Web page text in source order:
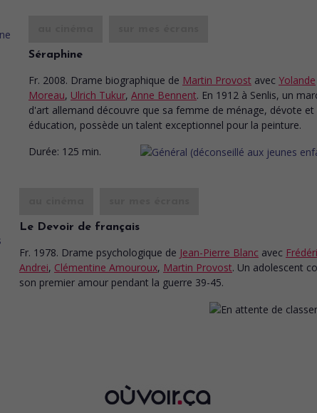
Séraphine
Fr. 2008. Drame biographique de Martin Provost avec Yolande
Moreau, Ulrich Tukur, Anne Bennent. En 1912 à Senlis, un
d'art allemand découvre que sa femme de ménage, dévote et
éducation, possède un talent exceptionnel pour la peinture.
Durée: 125 min.
Le Devoir de français
Fr. 1978. Drame psychologique de Jean-Pierre Blanc avec
Andrei, Clémentine Amouroux, Martin Provost. Un adolescent
son premier amour pendant la guerre 39-45.